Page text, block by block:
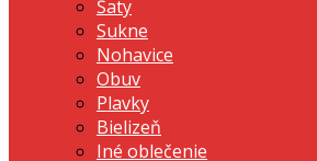
Šaty
Sukne
Nohavice
Obuv
Plavky
Bielizeň
Iné oblečenie